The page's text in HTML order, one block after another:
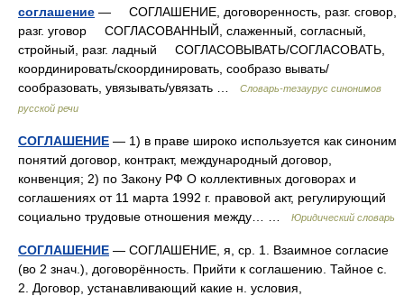
соглашение — СОГЛАШЕНИЕ, договоренность, разг. сговор,
разг. уговор СОГЛАСОВАННЫЙ, слаженный, согласный,
стройный, разг. ладный СОГЛАСОВЫВАТЬ/СОГЛАСОВАТЬ,
координировать/скоординировать, сообразо вывать/
сообразовать, увязывать/увязать …
Словарь-тезаурус синонимов
русской речи
СОГЛАШЕНИЕ — 1) в праве широко используется как синоним
понятий договор, контракт, международный договор,
конвенция; 2) по Закону РФ О коллективных договорах и
соглашениях от 11 марта 1992 г. правовой акт, регулирующий
социально трудовые отношения между… …
Юридический словарь
СОГЛАШЕНИЕ — СОГЛАШЕНИЕ, я, ср. 1. Взаимное согласие
(во 2 знач.), договорённость. Прийти к соглашению. Тайное с.
2. Договор, устанавливающий какие н. условия,